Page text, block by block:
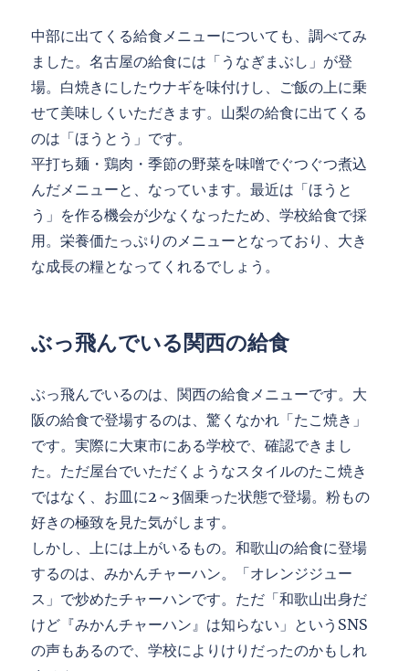
中部に出てくる給食メニューについても、調べてみ
ました。名古屋の給食には「うなぎまぶし」が登
場。白焼きにしたウナギを味付けし、ご飯の上に乗
せて美味しくいただきます。山梨の給食に出てくる
のは「ほうとう」です。
平打ち麺・鶏肉・季節の野菜を味噌でぐつぐつ煮込
んだメニューと、なっています。最近は「ほうと
う」を作る機会が少なくなったため、学校給食で採
用。栄養価たっぷりのメニューとなっており、大き
な成長の糧となってくれるでしょう。
ぶっ飛んでいる関西の給食
ぶっ飛んでいるのは、関西の給食メニューです。大
阪の給食で登場するのは、驚くなかれ「たこ焼き」
です。実際に大東市にある学校で、確認できまし
た。ただ屋台でいただくようなスタイルのたこ焼き
ではなく、お皿に2～3個乗った状態で登場。粉もの
好きの極致を見た気がします。
しかし、上には上がいるもの。和歌山の給食に登場
するのは、みかんチャーハン。「オレンジジュー
ス」で炒めたチャーハンです。ただ「和歌山出身だ
けど『みかんチャーハン』は知らない」というSNS
の声もあるので、学校によりけりだったのかもしれ